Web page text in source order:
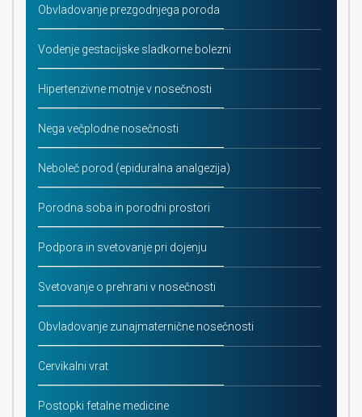
Obvladovanje prezgodnjega poroda
Vodenje gestacijske sladkorne bolezni
Hipertenzivne motnje v nosečnosti
Nega večplodne nosečnosti
Neboleč porod (epiduralna analgezija)
Porodna soba in porodni prostori
Podpora in svetovanje pri dojenju
Svetovanje o prehrani v nosečnosti
Obvladovanje zunajmaternične nosečnosti
Cervikalni vrat
Postopki fetalne medicine